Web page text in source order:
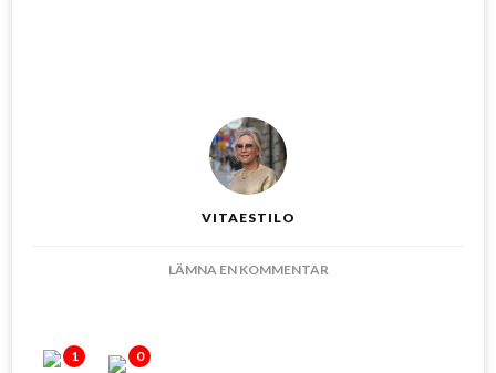
VITAESTILO
LÄMNA EN KOMMENTARPÅ
1 0